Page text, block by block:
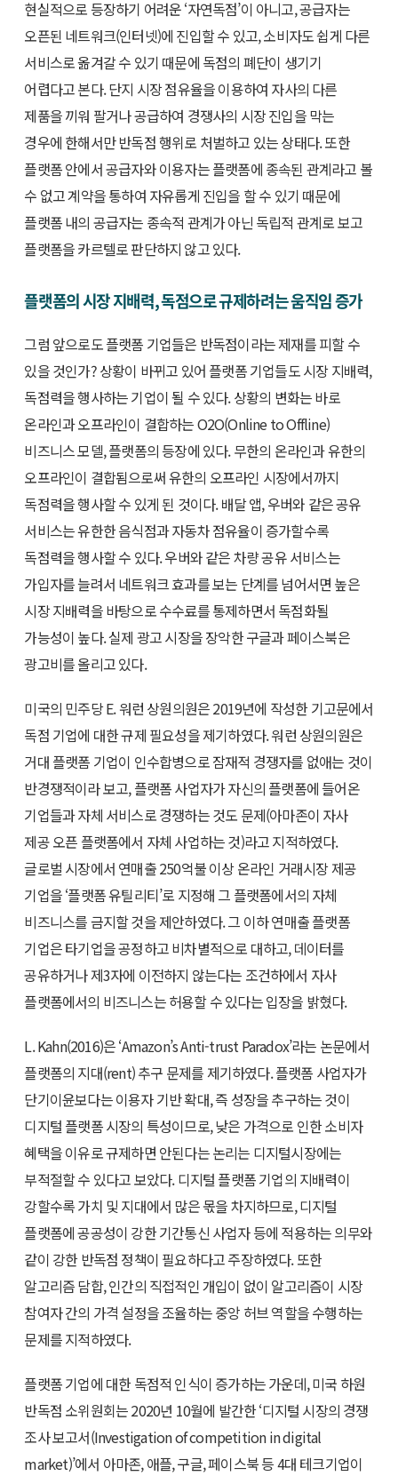
현실적으로 등장하기 어려운 ‘자연독점’이 아니고, 공급자는
오픈된 네트워크(인터넷)에 진입할 수 있고, 소비자도 쉽게 다른
서비스로 옮겨갈 수 있기 때문에 독점의 폐단이 생기기
어렵다고 본다. 단지 시장 점유율을 이용하여 자사의 다른
제품을 끼워 팔거나 공급하여 경쟁사의 시장 진입을 막는
경우에 한해서만 반독점 행위로 처벌하고 있는 상태다. 또한
플랫폼 안에서 공급자와 이용자는 플랫폼에 종속된 관계라고 볼
수 없고 계약을 통하여 자유롭게 진입을 할 수 있기 때문에
플랫폼 내의 공급자는 종속적 관계가 아닌 독립적 관계로 보고
플랫폼을 카르텔로 판단하지 않고 있다.
플랫폼의 시장 지배력, 독점으로 규제하려는 움직임 증가
그럼 앞으로도 플랫폼 기업들은 반독점이라는 제재를 피할 수
있을 것인가? 상황이 바뀌고 있어 플랫폼 기업들도 시장 지배력,
독점력을 행사하는 기업이 될 수 있다. 상황의 변화는 바로
온라인과 오프라인이 결합하는 O2O(Online to Offline)
비즈니스 모델, 플랫폼의 등장에 있다. 무한의 온라인과 유한의
오프라인이 결합됨으로써 유한의 오프라인 시장에서까지
독점력을 행사할 수 있게 된 것이다. 배달 앱, 우버와 같은 공유
서비스는 유한한 음식점과 자동차 점유율이 증가할수록
독점력을 행사할 수 있다. 우버와 같은 차량 공유 서비스는
가입자를 늘려서 네트워크 효과를 보는 단계를 넘어서면 높은
시장 지배력을 바탕으로 수수료를 통제하면서 독점화될
가능성이 높다. 실제 광고 시장을 장악한 구글과 페이스북은
광고비를 올리고 있다.
미국의 민주당 E. 워런 상원의원은 2019년에 작성한 기고문에서
독점 기업에 대한 규제 필요성을 제기하였다. 워런 상원의원은
거대 플랫폼 기업이 인수합병으로 잠재적 경쟁자를 없애는 것이
반경쟁적이라 보고, 플랫폼 사업자가 자신의 플랫폼에 들어온
기업들과 자체 서비스로 경쟁하는 것도 문제(아마존이 자사
제공 오픈 플랫폼에서 자체 사업하는 것)라고 지적하였다.
글로벌 시장에서 연매출 250억불 이상 온라인 거래시장 제공
기업을 ‘플랫폼 유틸리티’로 지정해 그 플랫폼에서의 자체
비즈니스를 금지할 것을 제안하였다. 그 이하 연매출 플랫폼
기업은 타기업을 공정하고 비차별적으로 대하고, 데이터를
공유하거나 제3자에 이전하지 않는다는 조건하에서 자사
플랫폼에서의 비즈니스는 허용할 수 있다는 입장을 밝혔다.
L. Kahn(2016)은 ‘Amazon’s Anti-trust Paradox’라는 논문에서
플랫폼의 지대(rent) 추구 문제를 제기하였다. 플랫폼 사업자가
단기이윤보다는 이용자 기반 확대, 즉 성장을 추구하는 것이
디지털 플랫폼 시장의 특성이므로, 낮은 가격으로 인한 소비자
혜택을 이유로 규제하면 안된다는 논리는 디지털시장에는
부적절할 수 있다고 보았다. 디지털 플랫폼 기업의 지배력이
강할수록 가치 및 지대에서 많은 몫을 차지하므로, 디지털
플랫폼에 공공성이 강한 기간통신 사업자 등에 적용하는 의무와
같이 강한 반독점 정책이 필요하다고 주장하였다. 또한
알고리즘 담합, 인간의 직접적인 개입이 없이 알고리즘이 시장
참여자 간의 가격 설정을 조율하는 중앙 허브 역할을 수행하는
문제를 지적하였다.
플랫폼 기업에 대한 독점적 인식이 증가하는 가운데, 미국 하원
반독점 소위원회는 2020년 10월에 발간한 ‘디지털 시장의 경쟁
조사 보고서(Investigation of competition in digital
market)’에서 아마존, 애플, 구글, 페이스북 등 4대 테크기업이